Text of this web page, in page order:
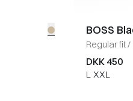
BOSS
Regular fit/
DKK 450
L XXL